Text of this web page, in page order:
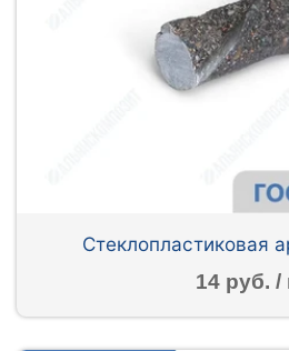
Стеклопластиковая
14 руб. /